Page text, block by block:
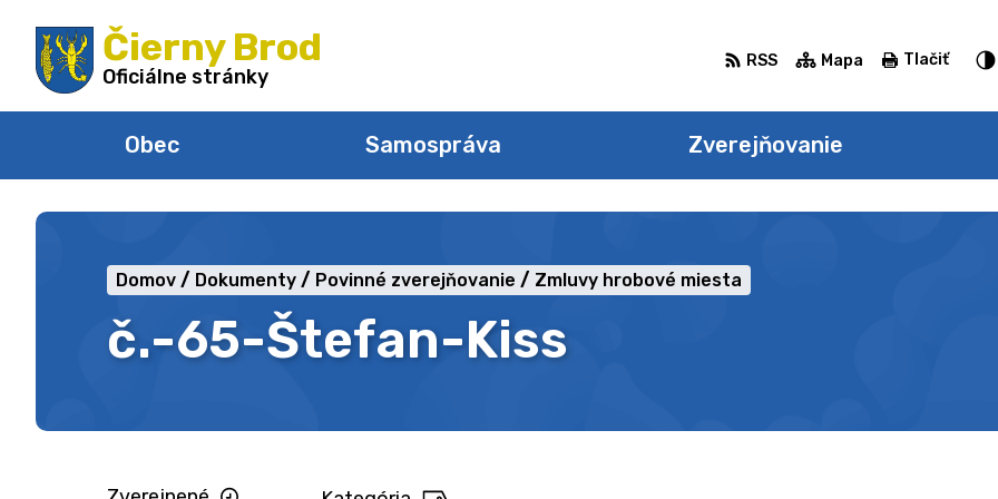
na
obsah
Čierny Brod
Oficiálne stránky
Obec Samospráva Zverejňovanie
RSS Mapa Tlačiť
č.-65-Štefan-Kiss
Domov Dokumenty Povinné zverejňovanie Zmluvy hrobové miesta